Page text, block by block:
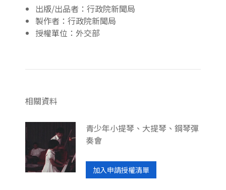
出版/出品者：行政院新聞局
製作者：行政院新聞局
授權單位：外交部
相關資料
青少年小提琴、大提琴、鋼琴彈
奏會
加入申請授權清單